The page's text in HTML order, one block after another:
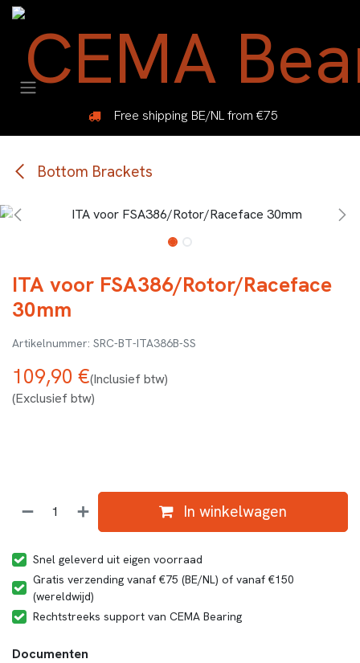
Overslaan naar inhoud
Free shipping BE/NL from €75
Bottom Brackets
ITA voor FSA386/Rotor/Raceface
30mm
SRC-BT-ITA386B-SS
109,90 €(Inclusief btw)
(Exclusief btw)
In winkelwagen
Snel geleverd uit eigen voorraad
Gratis verzending vanaf €75 (BE/NL) of vanaf €150
(wereldwijd)
Rechtstreeks support van CEMA Bearing
Documenten